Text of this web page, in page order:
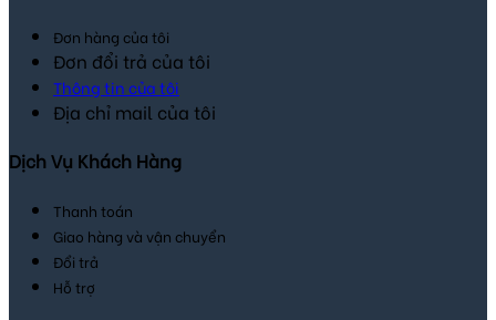
Đơn hàng của tôi
Đơn đổi trả của tôi
Thông tin của tôi
Địa chỉ mail của tôi
Dịch Vụ Khách Hàng
Thanh toán
Giao hàng và vận chuyển
Đổi trả
Hỗ trợ